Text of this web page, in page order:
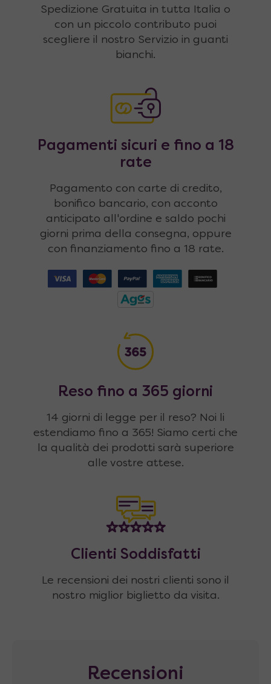
Spedizione Gratuita in tutta Italia o
con un piccolo contributo puoi
scegliere il nostro Servizio in guanti
bianchi.
Pagamenti sicuri e fino a 18
rate
Pagamento con carte di credito,
bonifico bancario, con acconto
anticipato all'ordine e saldo pochi
giorni prima della consegna, oppure
con finanziamento fino a 18 rate.
Reso fino a 365 giorni
14 giorni di legge per il reso? Noi li
estendiamo fino a 365! Siamo certi che
la qualità dei prodotti sarà superiore
alle vostre attese.
Clienti Soddisfatti
Le recensioni dei nostri clienti sono il
nostro miglior biglietto da visita.
Recensioni